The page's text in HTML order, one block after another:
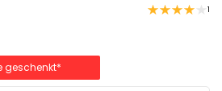
1
geschenkt*